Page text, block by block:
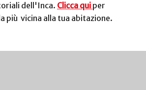
dell'Inca. Clicca qui per
più vicina alla tua abitazione.